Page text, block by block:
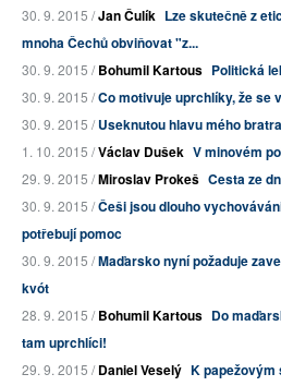
30. 9. 2015 /Jan Čulík Lze skutečně z
mnoha Čechů obviňovat "z...
30. 9. 2015 /Bohumil Kartous Politická
30. 9. 2015 /Co motivuje uprchlíky, že se
30. 9. 2015 /Useknutou hlavu mého
1. 10. 2015 /Václav Dušek V minovém
29. 9. 2015 /Miroslav Prokeš Cesta ze
30. 9. 2015 /Češi jsou dlouho
potřebují pomoc
30. 9. 2015 /Maďarsko nyní požaduje
kvót
28. 9. 2015 /Bohumil Kartous Do
tam uprchlíci!
29. 9. 2015 /Daniel Veselý K papežovým